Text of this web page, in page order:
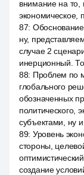
внимание на то,
экономическое,
87:
ну,
случае 2
инерционный.
88: Проблем по
глобального
обозначенных
политического,
субъектами, ну
89: Уровень
стороны,
создание